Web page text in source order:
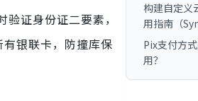
证身份证二要素，
银联卡，防撞库保
构建自定义
用指南（
Pix支付方
用？